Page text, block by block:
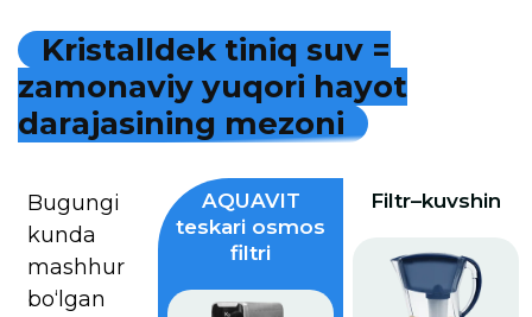
Kristalldek tiniq suv =
zamonaviy yuqori hayot
darajasining mezoni
Bugungi
kunda
mashhur
bo‘lgan
AQUAVIT
teskari osmos
filtri
Filtr–kuvshin